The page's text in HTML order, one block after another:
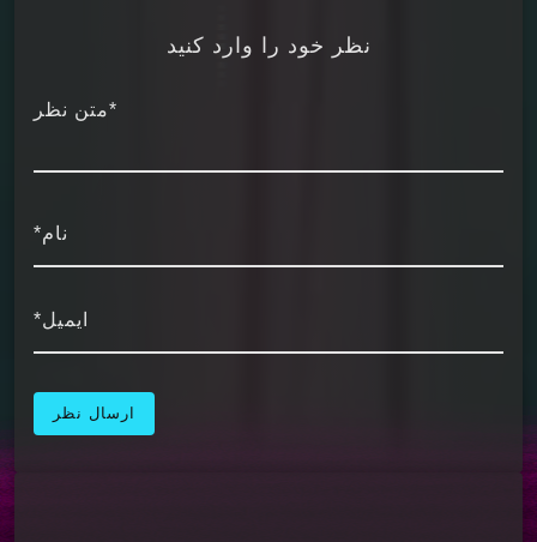
نظر خود را وارد کنید
*متن نظر
نام*
ایمیل*